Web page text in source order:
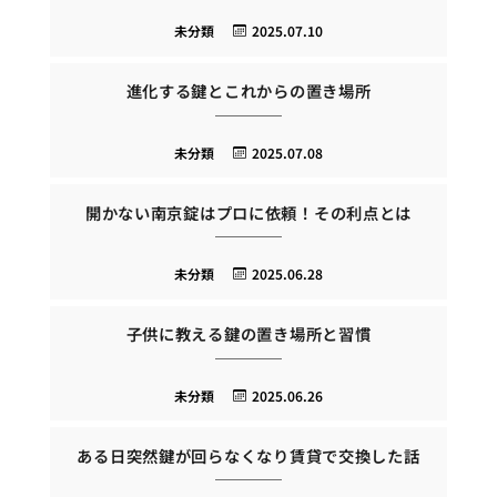
2025.07.10
未分類
進化する鍵とこれからの置き場所
2025.07.08
未分類
開かない南京錠はプロに依頼！その利点とは
2025.06.28
未分類
子供に教える鍵の置き場所と習慣
2025.06.26
未分類
ある日突然鍵が回らなくなり賃貸で交換した話